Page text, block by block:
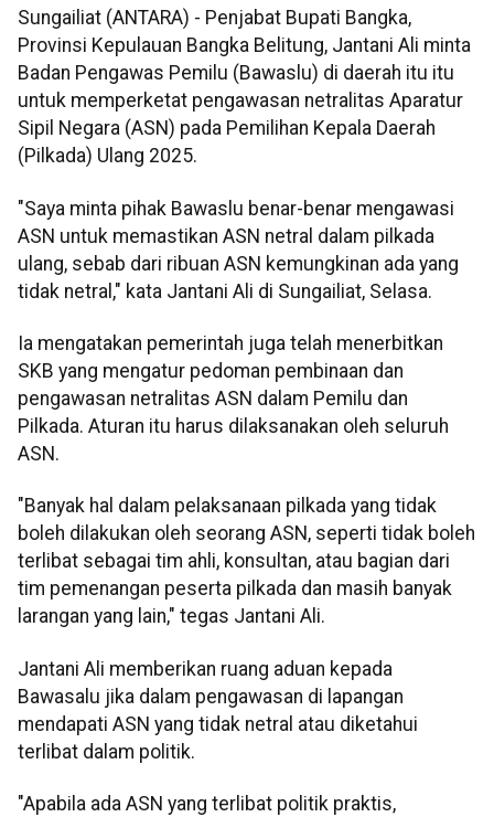
Sungailiat (ANTARA) - Penjabat Bupati Bangka,
Provinsi Kepulauan Bangka Belitung, Jantani Ali minta
Badan Pengawas Pemilu (Bawaslu) di daerah itu itu
untuk memperketat pengawasan netralitas Aparatur
Sipil Negara (ASN) pada Pemilihan Kepala Daerah
(Pilkada) Ulang 2025.
"Saya minta pihak Bawaslu benar-benar mengawasi
ASN untuk memastikan ASN netral dalam pilkada
ulang, sebab dari ribuan ASN kemungkinan ada yang
tidak netral," kata Jantani Ali di Sungailiat, Selasa.
Ia mengatakan pemerintah juga telah menerbitkan
SKB yang mengatur pedoman pembinaan dan
pengawasan netralitas ASN dalam Pemilu dan
Pilkada. Aturan itu harus dilaksanakan oleh seluruh
ASN.
"Banyak hal dalam pelaksanaan pilkada yang tidak
boleh dilakukan oleh seorang ASN, seperti tidak boleh
terlibat sebagai tim ahli, konsultan, atau bagian dari
tim pemenangan peserta pilkada dan masih banyak
larangan yang lain," tegas Jantani Ali.
Jantani Ali memberikan ruang aduan kepada
Bawasalu jika dalam pengawasan di lapangan
mendapati ASN yang tidak netral atau diketahui
terlibat dalam politik.
"Apabila ada ASN yang terlibat politik praktis,